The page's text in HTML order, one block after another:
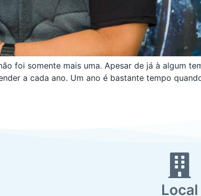
foi somente mais uma. Apesar de já à algum
a cada ano. Um ano é bastante tempo
Local